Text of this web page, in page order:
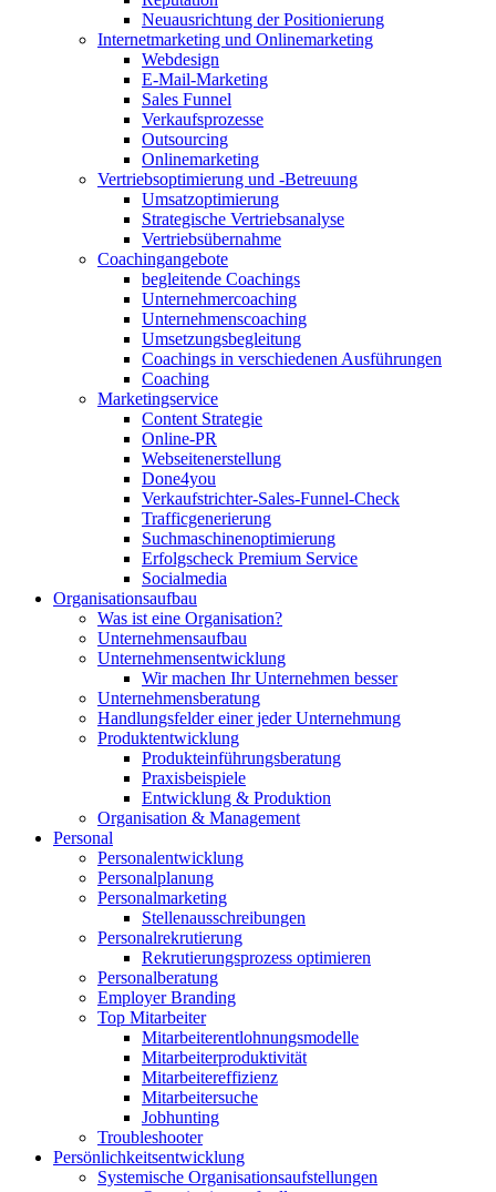
Neuausrichtung der Positionierung
Internetmarketing und Onlinemarketing
Webdesign
E-Mail-Marketing
Sales Funnel
Verkaufsprozesse
Outsourcing
Onlinemarketing
Vertriebsoptimierung und -Betreuung
Umsatzoptimierung
Strategische Vertriebsanalyse
Vertriebsübernahme
Coachingangebote
begleitende Coachings
Unternehmercoaching
Unternehmenscoaching
Umsetzungsbegleitung
Coachings in verschiedenen Ausführungen
Coaching
Marketingservice
Content Strategie
Online-PR
Webseitenerstellung
Done4you
Verkaufstrichter-Sales-Funnel-Check
Trafficgenerierung
Suchmaschinenoptimierung
Erfolgscheck Premium Service
Socialmedia
Organisationsaufbau
Was ist eine Organisation?
Unternehmensaufbau
Unternehmensentwicklung
Wir machen Ihr Unternehmen besser
Unternehmensberatung
Handlungsfelder einer jeder Unternehmung
Produktentwicklung
Produkteinführungsberatung
Praxisbeispiele
Entwicklung & Produktion
Organisation & Management
Personal
Personalentwicklung
Personalplanung
Personalmarketing
Stellenausschreibungen
Personalrekrutierung
Rekrutierungsprozess optimieren
Personalberatung
Employer Branding
Top Mitarbeiter
Mitarbeiterentlohnungsmodelle
Mitarbeiterproduktivität
Mitarbeitereffizienz
Mitarbeitersuche
Jobhunting
Troubleshooter
Persönlichkeitsentwicklung
Systemische Organisationsaufstellungen